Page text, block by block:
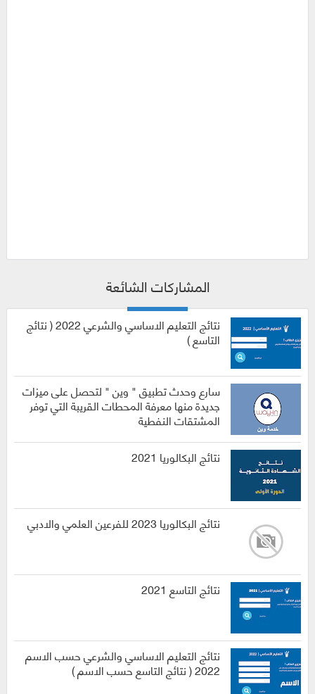
المشاركات الشائعة
نتائج التعليم الاساسي والشرعي 2022 ( نتائج
التاسع )
سارع وحدث تطبيق " وين " لتحصل على ميزات
جديدة منها معرفة المحطات القريبة التي توفر
المشتقات النفطية
نتائج البكالوريا 2021
نتائج البكالوريا 2023 للفرعين العلمي والادبي
نتائج التاسع 2021
نتائج التعليم الاساسي والشرعي حسب الاسم
2022 ( نتائج التاسع حسب الاسم )